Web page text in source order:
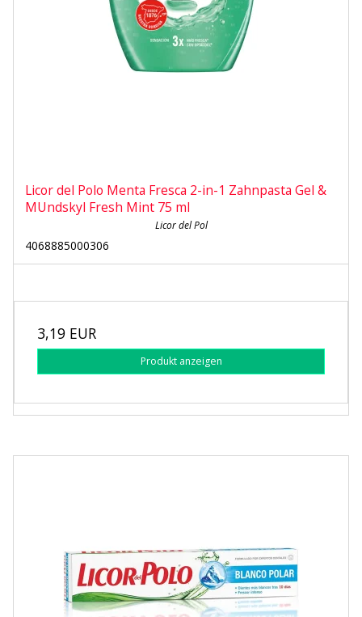
Licor del Polo Menta Fresca 2-in-1 Zahnpasta Gel &
MUndskyl Fresh Mint 75 ml
Licor del Pol
4068885000306
3,19 EUR
Produkt anzeigen